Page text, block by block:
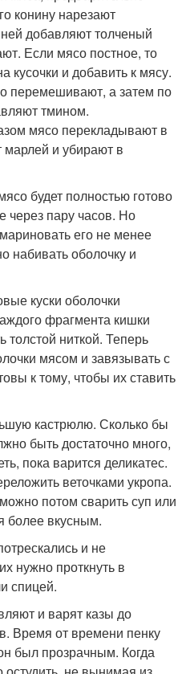
конину нарезают
добавляют толченый
Если мясо постное, то
кусочки и добавить к мясу.
перемешивают, а затем по
тмином.
мясо перекладывают в
и убирают в
будет полностью готово
через пару часов. Но
его не менее
набивать оболочку и
куски оболочки
фрагмента кишки
толстой ниткой. Теперь
мясом и завязывать с
к тому, чтобы их ставить
кастрюлю. Сколько бы
быть достаточно много,
пока варится деликатес.
веточками укропа.
потом сварить суп или
более вкусным.
и не
нужно проткнуть в
спицей.
и варят казы до
Время от времени пенку
был прозрачным. Когда